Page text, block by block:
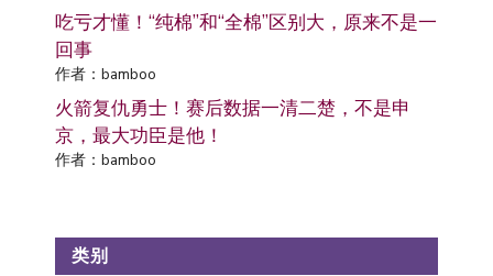
吃亏才懂！“纯棉”和“全棉”区别大，原来不是一
回事
作者：bamboo
火箭复仇勇士！赛后数据一清二楚，不是申
京，最大功臣是他！
作者：bamboo
类别